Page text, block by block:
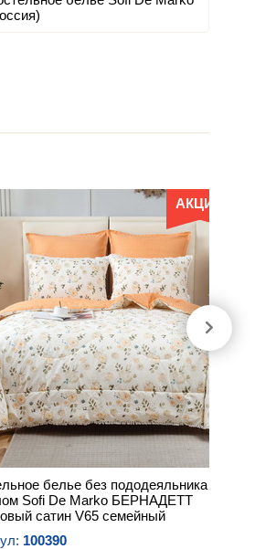
АКЦИЯ
белье без пододеяльника с
Sofi De Marko БЕРНАДЕТТ
сатин V65 семейный
100390